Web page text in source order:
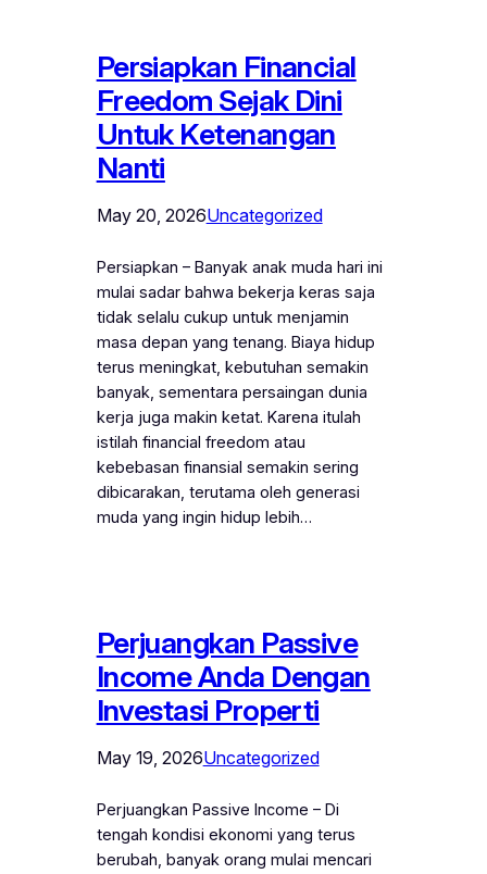
Persiapkan Financial
Freedom Sejak Dini
Untuk Ketenangan
Nanti
May 20, 2026Uncategorized
Persiapkan – Banyak anak muda hari ini
mulai sadar bahwa bekerja keras saja
tidak selalu cukup untuk menjamin
masa depan yang tenang. Biaya hidup
terus meningkat, kebutuhan semakin
banyak, sementara persaingan dunia
kerja juga makin ketat. Karena itulah
istilah financial freedom atau
kebebasan finansial semakin sering
dibicarakan, terutama oleh generasi
muda yang ingin hidup lebih…
Perjuangkan Passive
Income Anda Dengan
Investasi Properti
May 19, 2026Uncategorized
Perjuangkan Passive Income – Di
tengah kondisi ekonomi yang terus
berubah, banyak orang mulai mencari